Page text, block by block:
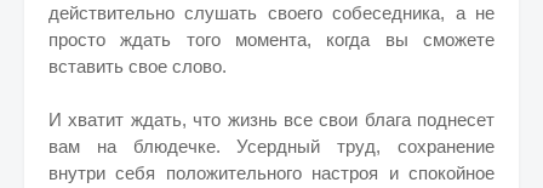
действительно слушать своего собеседника, а не
просто ждать того момента, когда вы сможете
вставить свое слово.
И хватит ждать, что жизнь все свои блага поднесет
вам на блюдечке. Усердный труд, сохранение
внутри себя положительного настроя и спокойное